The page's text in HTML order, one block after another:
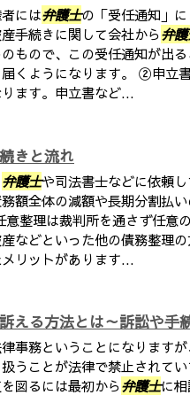
には弁護士の「受任通知」
手続きに関して会社から弁
もので、この受任通知が出
くようになります。 ②申立
ます。申立書など...
きと流れ
弁護士や司法書士などに依頼
額全体の減額や長期分割払
整理は裁判所を通さず任意
などといった他の債務整理
リットがあります...
える方法とは～訴訟や手
事務ということになりますが
うことが法律で禁止されて
図るには最初から弁護士に